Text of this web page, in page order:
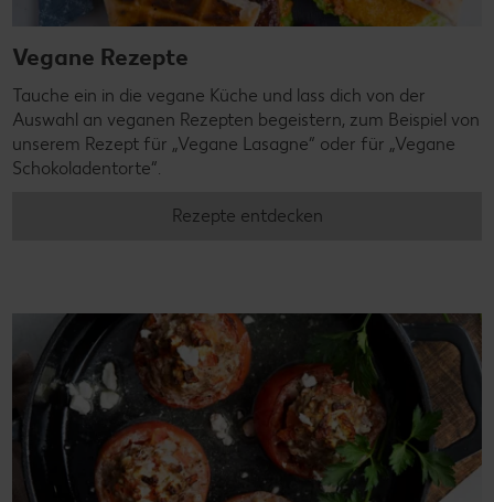
Vegane Rezepte
Tauche ein in die vegane Küche und lass dich von der
Auswahl an veganen Rezepten begeistern, zum Beispiel von
unserem Rezept für „Vegane Lasagne“ oder für „Vegane
Schokoladentorte“.
Rezepte entdecken